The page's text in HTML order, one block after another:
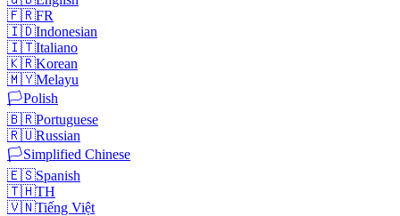
🇫🇷FR
🇮🇩Indonesian
🇮🇹Italiano
🇰🇷Korean
🇲🇾Melayu
🏳️Polish
🇧🇷Portuguese
🇷🇺Russian
🏳️Simplified Chinese
🇪🇸Spanish
🇹🇭TH
🇻🇳Tiếng Việt